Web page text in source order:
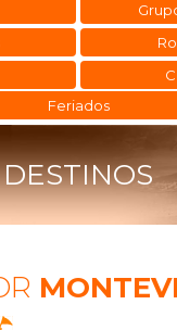
Feriados
DESTINOS